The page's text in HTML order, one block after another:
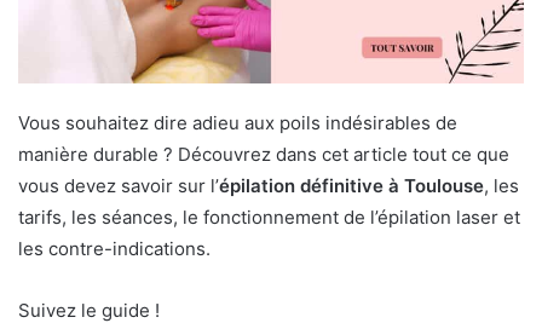
Vous souhaitez dire adieu aux poils indésirables de
manière durable ? Découvrez dans cet article tout ce que
vous devez savoir sur l’épilation définitive à Toulouse, les
tarifs, les séances, le fonctionnement de l’épilation laser et
les contre-indications.
Suivez le guide !